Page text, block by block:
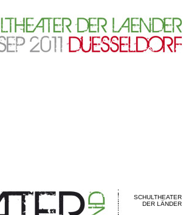
SCHULTHEATER
DER LÄNDER